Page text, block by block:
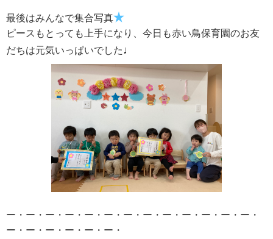
最後はみんなで集合写真★
ピースもとっても上手になり、今日も赤い鳥保育園のお友
だちは元気いっぱいでした ♩
ー・ー・ー・ー・ー・ー・ー・ー・ー・ー・ー・ー・ー・
ー・ー・ー・ー・ー・ー・